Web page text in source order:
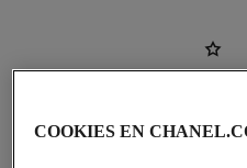
COOKIES EN